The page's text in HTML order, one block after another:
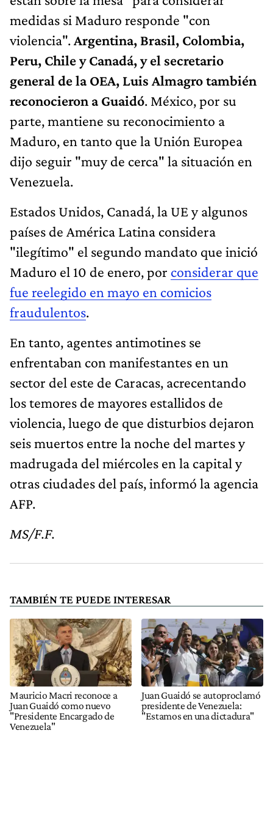
medidas si Maduro responde "con
violencia".Argentina, Brasil, Colombia,
Peru, Chile y Canadá, y el secretario
general de la OEA, Luis Almagro también
reconocieron a Guaidó. México, por su
parte, mantiene su reconocimiento a
Maduro, en tanto que la Unión Europea
dijo seguir "muy de cerca" la situación en
Venezuela.
Estados Unidos, Canadá, la UE y algunos
países de América Latina considera
"ilegítimo" el segundo mandato que inició
Maduro el 10 de enero, por considerar que
fue reelegido en mayo en comicios
fraudulentos.
En tanto, agentes antimotines se
enfrentaban con manifestantes en un
sector del este de Caracas, acrecentando
los temores de mayores estallidos de
violencia, luego de que disturbios dejaron
seis muertos entre la noche del martes y
madrugada del miércoles en la capital y
otras ciudades del país, informó la agencia
AFP.
MS/F.F.
TAMBIÉN TE PUEDE INTERESAR
Mauricio Macri reconoce a
Juan Guaidó como nuevo
"Presidente Encargado de
Venezuela"
Juan Guaidó se autoproclamó
presidente de Venezuela:
"Estamos en una dictadura"